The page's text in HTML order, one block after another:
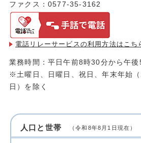
ファクス：0577-35-3162
電話リレーサービスの利用方法は こち
業務時間：平日午前8時30分から午
※土曜日、日曜日、祝日、年末年始
日）を除く
人口と世帯 （令和8年8月1日現在）